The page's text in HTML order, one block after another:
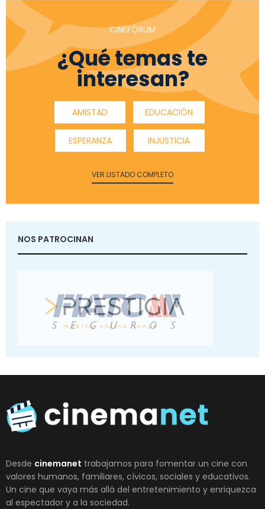
CINEFÓRUM
¿Qué temas te
interesan?
AMISTAD EDUCACIÓN
ESPERANZA INJUSTICIA
VER LISTADO COMPLETO
NOS PATROCINAN
Desde cinemanet trabajamos para fomentar un cine con
valores humanos, familiares, cívicos, sociales y educativos.
Un cine que vaya más allá del entretenimiento y enriquezca
al espectador y a la sociedad.